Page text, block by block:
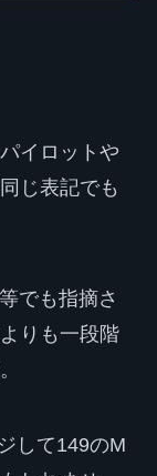
イロットや
じ表記でも
でも指摘さ
りも一段階
して149のM